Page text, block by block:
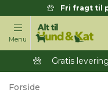
Fri fragt til
Menu
Gratis
Forside